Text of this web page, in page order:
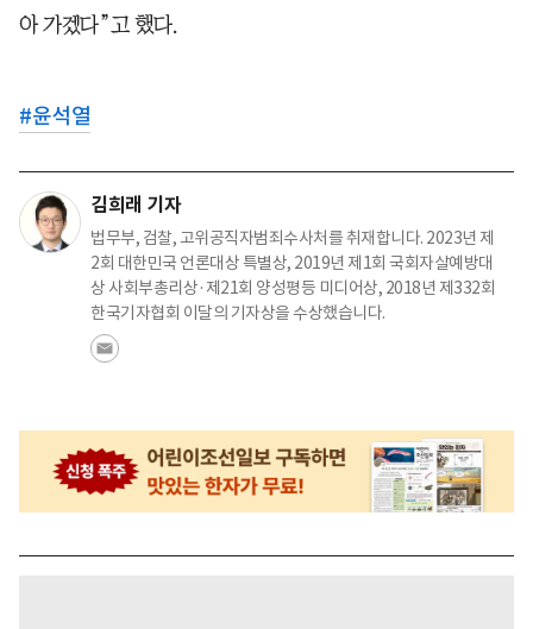
아 가겠다”고 했다.
#윤석열
김희래 기자
법무부, 검찰, 고위공직자범죄수사처를 취재합니다. 2023년 제
2회 대한민국 언론대상 특별상, 2019년 제1회 국회자살예방대
상 사회부총리상·제21회 양성평등 미디어상, 2018년 제332회
한국기자협회 이달의 기자상을 수상했습니다.